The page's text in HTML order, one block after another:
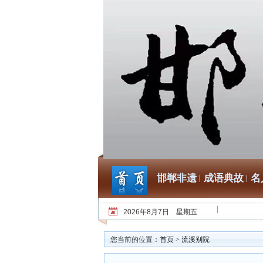
邯郸非遗 成语典故 名
2026年8月7日 星期五
您当前的位置： 首页 > 流溪别院